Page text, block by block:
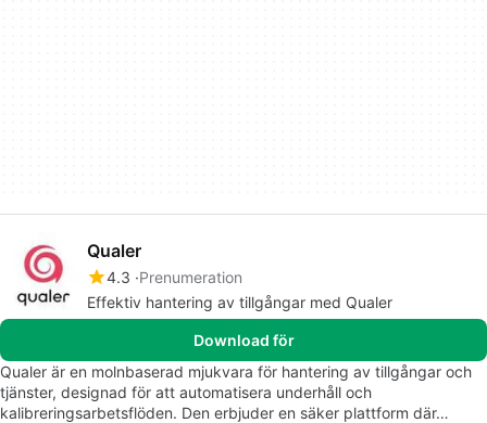
Qualer
4.3 Prenumeration
Effektiv hantering av tillgångar med Qualer
Download för
Qualer är en molnbaserad mjukvara för hantering av tillgångar och
tjänster, designad för att automatisera underhåll och
kalibreringsarbetsflöden. Den erbjuder en säker plattform där…